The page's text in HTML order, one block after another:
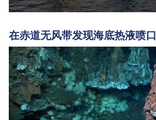
在赤道无风带发现海底热液喷口